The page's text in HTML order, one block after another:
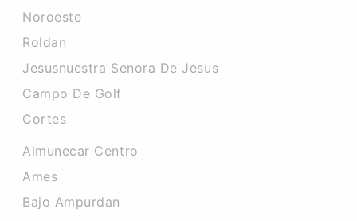
Noroeste
Roldan
Jesusnuestra Senora De Jesus
Campo De Golf
Cortes
Almunecar Centro
Ames
Bajo Ampurdan